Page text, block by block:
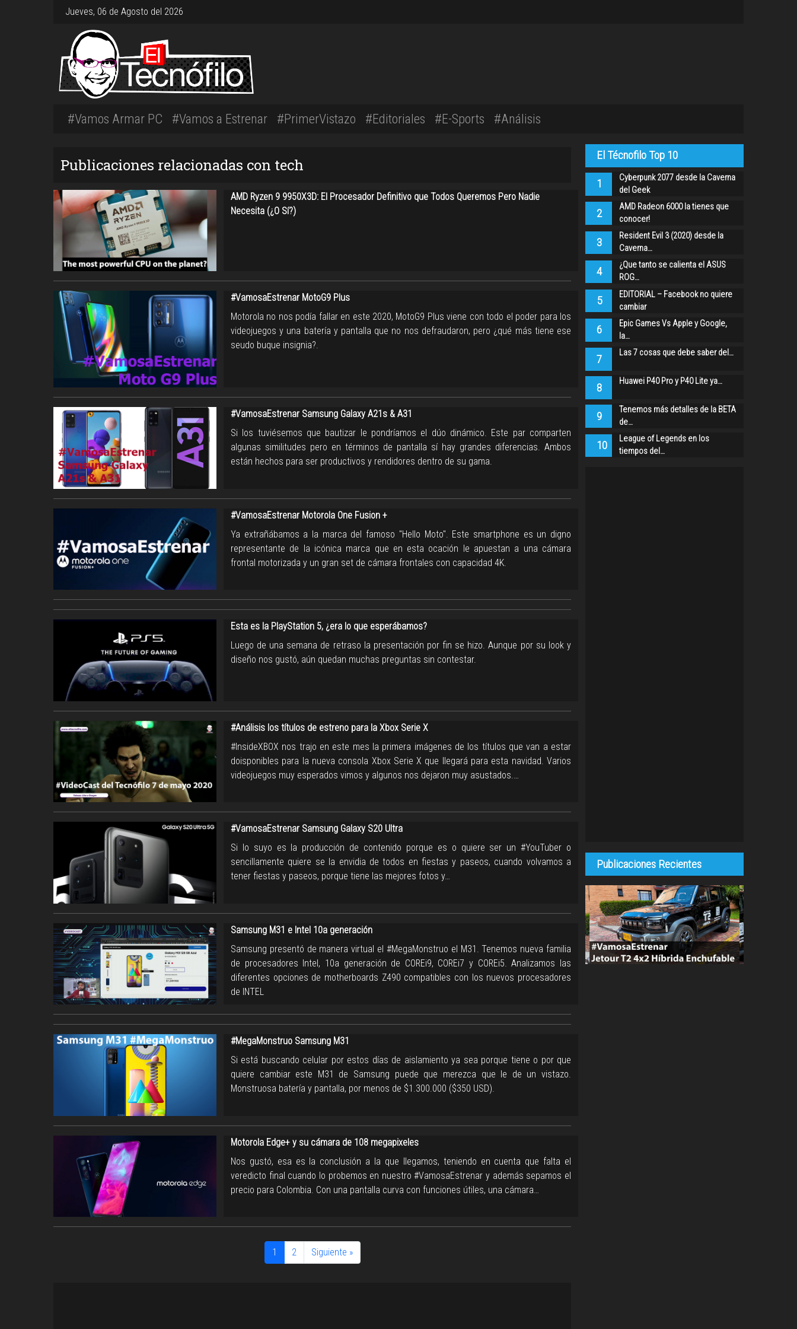
Jueves, 06 de Agosto del 2026
#Vamos Armar PC #Vamos a Estrenar #PrimerVistazo #Editoriales #E-Sports #Análisis
Publicaciones relacionadas con tech
AMD Ryzen 9 9950X3D: El Procesador Definitivo que Todos Queremos Pero Nadie
Necesita (¿O Sí?)
#VamosaEstrenar MotoG9 Plus
Motorola no nos podía fallar en este 2020, MotoG9 Plus viene con todo el poder para los
videojuegos y una batería y pantalla que no nos defraudaron, pero ¿qué más tiene ese
seudo buque insignia?.
#VamosaEstrenar Samsung Galaxy A21s & A31
Si los tuviésemos que bautizar le pondríamos el dúo dinámico. Este par comparten
algunas similitudes pero en términos de pantalla sí hay grandes diferencias. Ambos
están hechos para ser productivos y rendidores dentro de su gama.
#VamosaEstrenar Motorola One Fusion +
Ya extrañábamos a la marca del famoso "Hello Moto". Este smartphone es un digno
representante de la icónica marca que en esta ocación le apuestan a una cámara
frontal motorizada y un gran set de cámara frontales con capacidad 4K.
Esta es la PlayStation 5, ¿era lo que esperábamos?
Luego de una semana de retraso la presentación por fin se hizo. Aunque por su look y
diseño nos gustó, aún quedan muchas preguntas sin contestar.
#Análisis los títulos de estreno para la Xbox Serie X
#InsideXBOX nos trajo en este mes la primera imágenes de los títulos que van a estar
doisponibles para la nueva consola Xbox Serie X que llegará para esta navidad. Varios
videojuegos muy esperados vimos y algunos nos dejaron muy asustados.…
#VamosaEstrenar Samsung Galaxy S20 Ultra
Si lo suyo es la producción de contenido porque es o quiere ser un #YouTuber o
sencillamente quiere se la envidia de todos en fiestas y paseos, cuando volvamos a
tener fiestas y paseos, porque tiene las mejores fotos y…
Samsung M31 e Intel 10a generación
Samsung presentó de manera virtual el #MegaMonstruo el M31. Tenemos nueva familia
de procesadores Intel, 10a generación de COREi9, COREi7 y COREi5. Analizamos las
diferentes opciones de motherboards Z490 compatibles con los nuevos procesadores
de INTEL
#MegaMonstruo Samsung M31
Si está buscando celular por estos días de aislamiento ya sea porque tiene o por que
quiere cambiar este M31 de Samsung puede que merezca que le de un vistazo.
Monstruosa batería y pantalla, por menos de $1.300.000 ($350 USD).
Motorola Edge+ y su cámara de 108 megapixeles
Nos gustó, esa es la conclusión a la que llegamos, teniendo en cuenta que falta el
veredicto final cuando lo probemos en nuestro #VamosaEstrenar y además sepamos el
precio para Colombia. Con una pantalla curva con funciones útiles, una cámara…
1 2 Siguiente »
El Técnofilo Top 10
1
Cyberpunk 2077 desde la Caverna
del Geek
2
AMD Radeon 6000 la tienes que
conocer!
3
Resident Evil 3 (2020) desde la
Caverna…
4
¿Que tanto se calienta el ASUS
ROG…
5
EDITORIAL – Facebook no quiere
cambiar
6
Epic Games Vs Apple y Google,
la…
7 Las 7 cosas que debe saber del…
8 Huawei P40 Pro y P40 Lite ya…
9
Tenemos más detalles de la BETA
de…
10
League of Legends en los
tiempos del…
Publicaciones Recientes